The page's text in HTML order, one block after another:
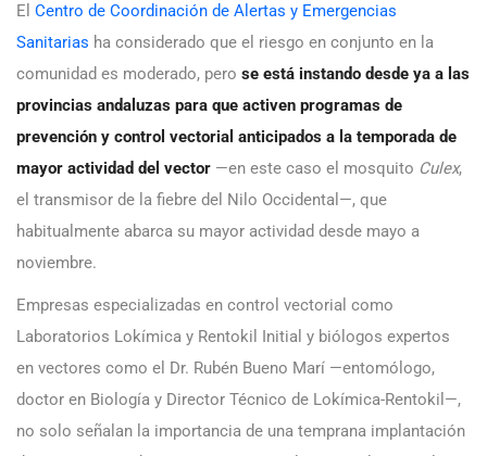
El Centro de Coordinación de Alertas y Emergencias
Sanitarias ha considerado que el riesgo en conjunto en la
comunidad es moderado, pero se está instando desde ya a las
provincias andaluzas para que activen programas de
prevención y control vectorial anticipados a la temporada de
mayor actividad del vector —en este caso el mosquito Culex,
el transmisor de la fiebre del Nilo Occidental—, que
habitualmente abarca su mayor actividad desde mayo a
noviembre.
Empresas especializadas en control vectorial como
Laboratorios Lokímica y Rentokil Initial y biólogos expertos
en vectores como el Dr. Rubén Bueno Marí —entomólogo,
doctor en Biología y Director Técnico de Lokímica-Rentokil—,
no solo señalan la importancia de una temprana implantación